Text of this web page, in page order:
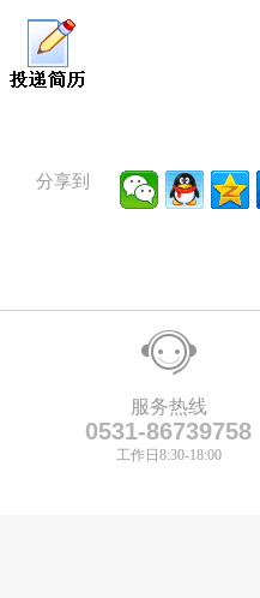
分享到
服务热线
0531-86739758
工作日8:30-18:00